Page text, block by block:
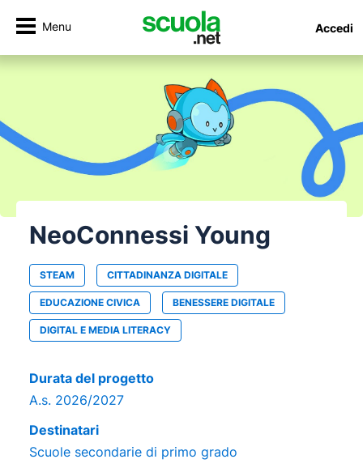
Menu Accedi
NeoConnessi Young
STEAM CITTADINANZA DIGITALE
EDUCAZIONE CIVICA BENESSERE DIGITALE
DIGITAL E MEDIA LITERACY
Durata del progetto
A.s. 2026/2027
Destinatari
Scuole secondarie di primo grado